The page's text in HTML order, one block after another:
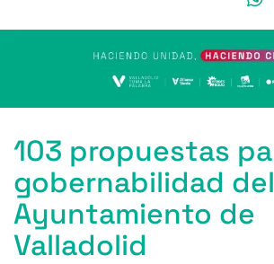
103 propuestas
gobernabilidad del
Ayuntamiento de
Valladolid